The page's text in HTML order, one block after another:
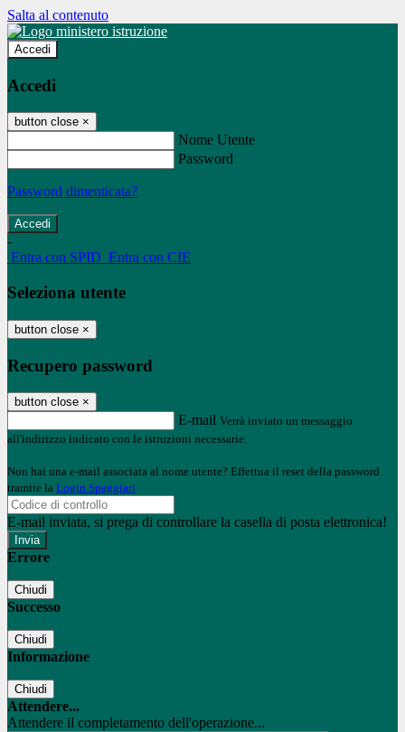
Salta al contenuto
Accedi
Accedi
button close ×
Nome Utente
Password
Password dimenticata?
-
Entra con SPID Entra con CIE
Seleziona utente
button close ×
Recupero password
button close ×
E-mail Verrà inviato un messaggio
all'indirizzo indicato con le istruzioni necessarie.
Non hai una e-mail associata al nome utente? Effettua il reset della password
tramite la Login Spaggiari
E-mail inviata, si prega di controllare la casella di posta elettronica!
Errore
Chiudi
Successo
Chiudi
Informazione
Chiudi
Attendere...
Attendere il completamento dell'operazione...